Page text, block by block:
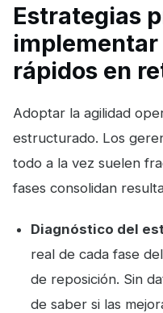
Estrategias
implementar
rápidos en
Adoptar la agilidad
estructurado. Los
todo a la vez suelen
fases consolidan
Diagnóstico del
real de cada fase
de reposición. Sin
de saber si las